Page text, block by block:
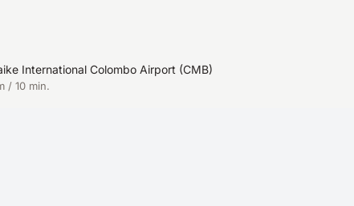
International Colombo Airport (CMB)
/ 10 min.